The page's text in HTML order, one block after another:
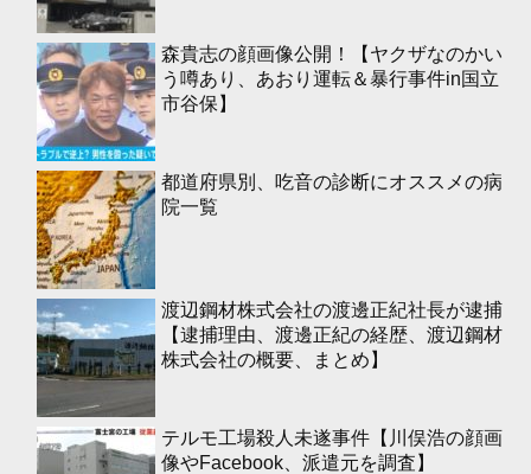
森貴志の顔画像公開！【ヤクザなのかい
う噂あり、あおり運転＆暴行事件in国立
市谷保】
都道府県別、吃音の診断にオススメの病
院一覧
渡辺鋼材株式会社の渡邊正紀社長が逮捕
【逮捕理由、渡邊正紀の経歴、渡辺鋼材
株式会社の概要、まとめ】
テルモ工場殺人未遂事件【川俣浩の顔画
像やFacebook、派遣元を調査】